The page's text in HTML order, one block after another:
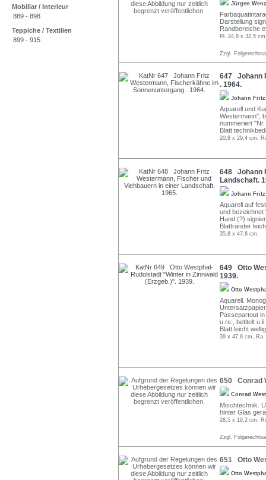
Mobiliar / Interieur
889 - 898
Teppiche / Textilien
899 - 915
Jürgen
Darstellung
Randbereiche
Pl. 24,8 x 32,5
Zzgl.
647 Johann
. 1964.
Johann
Aquarell und
Westermann",
nummeriert
Blatt
20,8 x 29,4 cm,
648 Johann
Landschaft.
Johann
Aquarell auf
und bezeichnet
Hand (?)
Blattränder
35,8 x 47,8 cm.
649 Otto
1939.
Otto
Aquarell.
Passepartout
u.re., betitelt u.li.
Blatt leicht
39 x 47,8 cm,
650 Conrad
Conrad
Mischtechnik.
hinter Glas
28,5 x 19,2 cm,
Zzgl.
651 Otto
Otto